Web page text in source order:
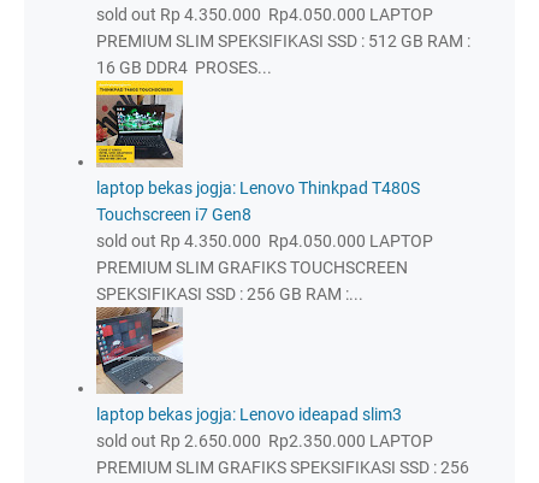
sold out Rp 4.350.000 Rp4.050.000 LAPTOP
PREMIUM SLIM SPEKSIFIKASI SSD : 512 GB RAM :
16 GB DDR4 PROSES...
laptop bekas jogja: Lenovo Thinkpad T480S
Touchscreen i7 Gen8
sold out Rp 4.350.000 Rp4.050.000 LAPTOP
PREMIUM SLIM GRAFIKS TOUCHSCREEN
SPEKSIFIKASI SSD : 256 GB RAM :...
laptop bekas jogja: Lenovo ideapad slim3
sold out Rp 2.650.000 Rp2.350.000 LAPTOP
PREMIUM SLIM GRAFIKS SPEKSIFIKASI SSD : 256